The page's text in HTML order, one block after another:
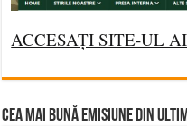
ACCESAȚI SITE-UL
CEA MAI BUNĂ EMISIUNE DIN